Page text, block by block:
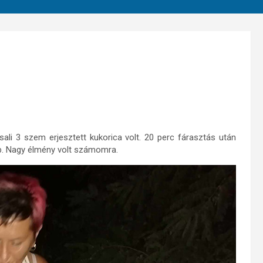
3 szem erjesztett kukorica volt. 20 perc fárasztás után
élmény volt számomra.